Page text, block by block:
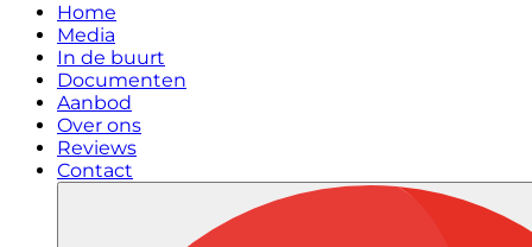
Home
Media
In de buurt
Documenten
Aanbod
Over ons
Reviews
Contact